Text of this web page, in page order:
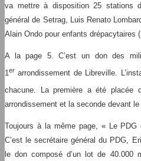
va mettre à disposition 25 stations
général de Setrag, Luis Renato
Alain Ondo pour enfants drépacytaires
A la page 5. C’est un don des
1er arrondissement de Libreville.
chacune. La première a été
arrondissement et la seconde devant
Toujours à la même page, « Le
C’est le secrétaire général du PDG,
le don composé d’un lot de 40.000